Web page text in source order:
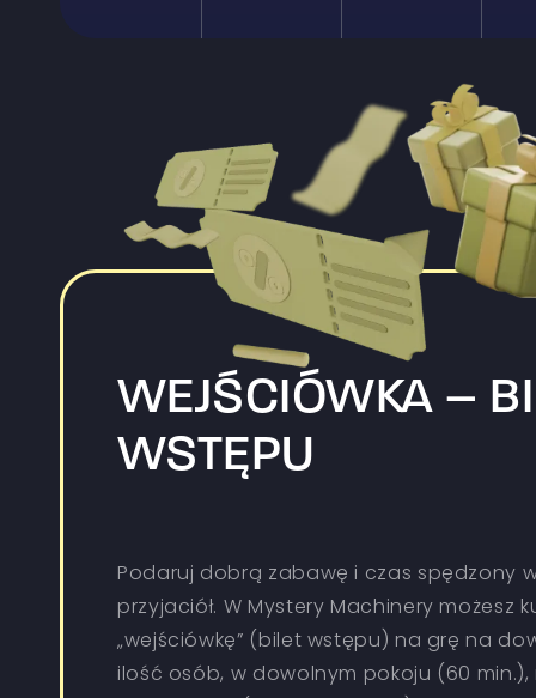
WEJŚCIÓWKA –
WSTĘPU
Podaruj dobrą zabawę i czas spędzony
przyjaciół. W Mystery Machinery możesz
„wejściówkę” (bilet wstępu) na grę na
ilość osób, w dowolnym pokoju (60 min.),